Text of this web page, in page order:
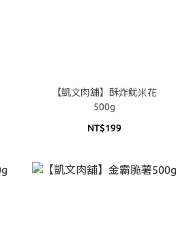
【凱文肉舖】酥炸魷米花
500g
NT$199